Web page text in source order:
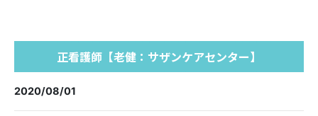
正看護師【老健：サザンケアセンター】
2020/08/01